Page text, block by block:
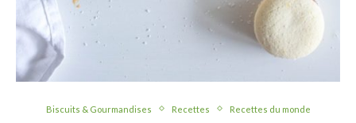
Biscuits & Gourmandises Recettes Recettes du monde